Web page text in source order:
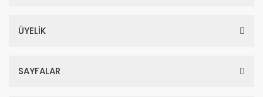
ÜYELİK
SAYFALAR